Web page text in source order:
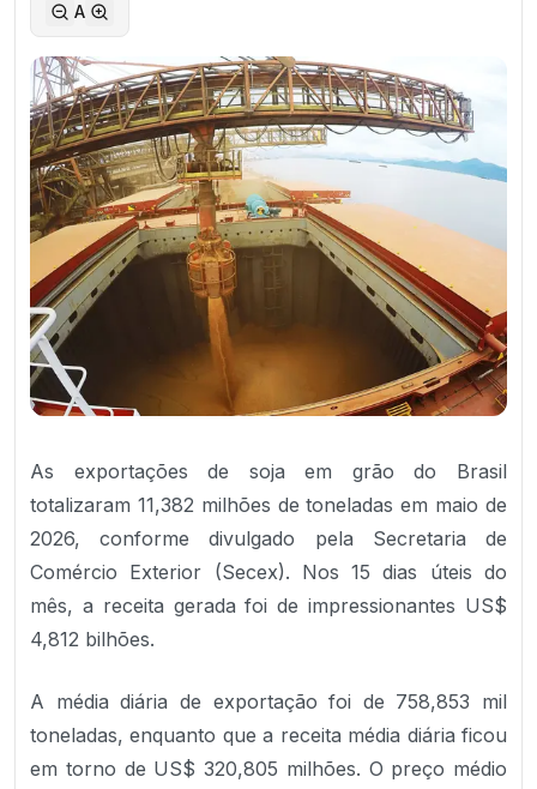
A
As exportações de soja em grão do Brasil
totalizaram 11,382 milhões de toneladas em maio de
2026, conforme divulgado pela Secretaria de
Comércio Exterior (Secex). Nos 15 dias úteis do
mês, a receita gerada foi de impressionantes US$
4,812 bilhões.
A média diária de exportação foi de 758,853 mil
toneladas, enquanto que a receita média diária ficou
em torno de US$ 320,805 milhões. O preço médio